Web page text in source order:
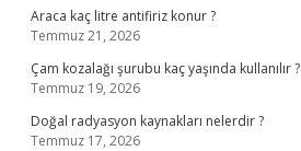
Araca kaç litre antifiriz konur ?
Temmuz 21, 2026
Çam kozalağı şurubu kaç yaşında kullanılır ?
Temmuz 19, 2026
Doğal radyasyon kaynakları nelerdir ?
Temmuz 17, 2026